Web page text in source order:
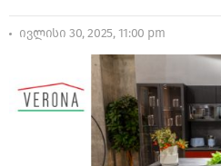
ივლისი 30, 2025, 11:00 pm